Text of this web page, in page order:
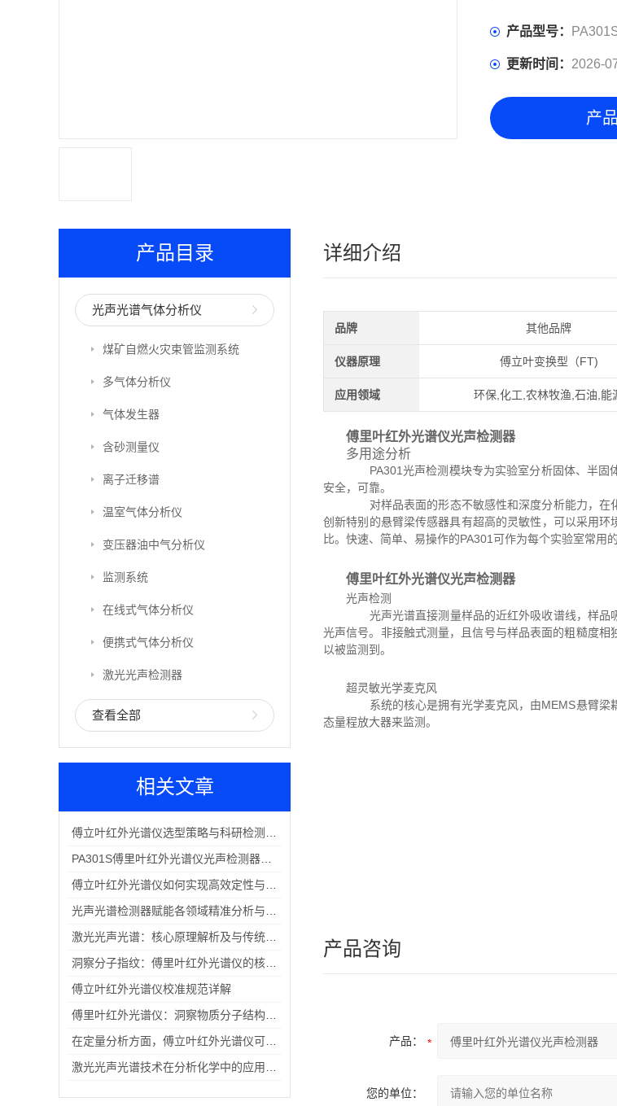
产品型号：
更新时间： 2026-
产
产品目录
光声光谱气体分析仪
煤矿自燃火灾束管监测系统
多气体分析仪
气体发生器
含砂测量仪
离子迁移谱
温室气体分析仪
变压器油中气分析仪
监测系统
在线式气体分析仪
便携式气体分析仪
激光光声检测器
查看全部
相关文章
傅立叶红外光谱仪校准规范详解
详细介绍
品牌 其他品牌
仪器原理 傅立叶变换型（FT)
应用领域 环保,化工,农林牧渔,石油,能
傅里叶红外光谱仪光声检测器
多用途分析
PA301光声检测模块专为实验室分析固体、半固
安全，可靠。
对样品表面的形态不敏感性和深度分析能力，在
创新特别的悬臂梁传感器具有超高的灵敏性，可以采用
比。快速、简单、易操作的PA301可作为每个实验室常用的
傅里叶红外光谱仪光声检测器
光声检测
光声光谱直接测量样品的近红外吸收谱线，样品
光声信号。非接触式测量，且信号与样品表面的粗糙度
以被监测到。
超灵敏光学麦克风
系统的核心是拥有光学麦克风，由MEMS悬臂梁
态量程放大器来监测。
产品咨询
产品：
您的单位：